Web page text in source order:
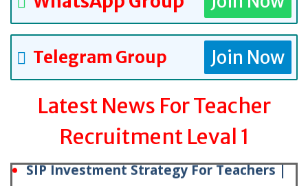
Telegram Group Join Now
Latest News For Teacher
Recruitment Leval 1
PPF vs NPS – Which is Better For
Smart Wealth Building Guide
Mutual Funds Investment Guide For